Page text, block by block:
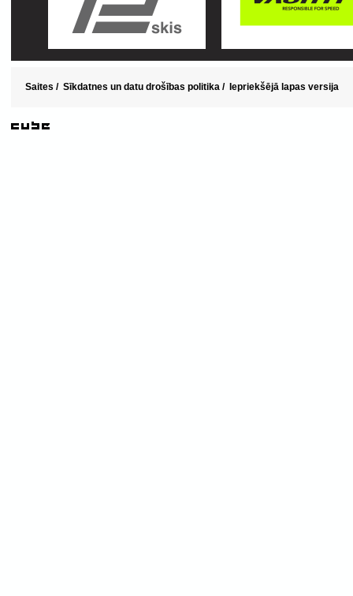
Saites / Sīkdatnes un datu drošības politika / Iepriekšējā lapas versija